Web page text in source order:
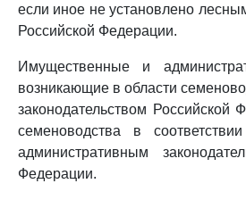
если иное не установлено
Российской Федерации.
Имущественные и
возникающие в области
законодательством Российской
семеноводства в
административным
Федерации.